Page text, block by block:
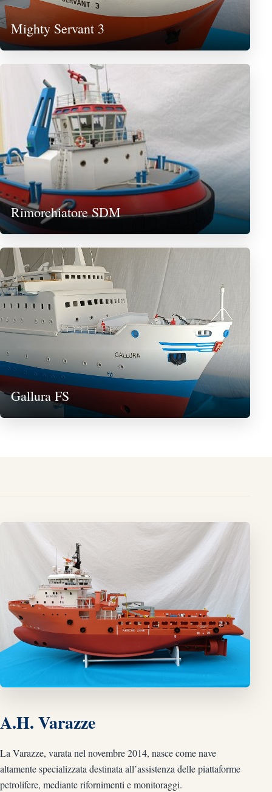
Mighty Servant 3
Rimorchiatore SDM
Gallura FS
A.H. Varazze
La Varazze, varata nel novembre 2014, nasce come nave
altamente specializzata destinata all’assistenza delle piattaforme
petrolifere, mediante rifornimenti e monitoraggi.